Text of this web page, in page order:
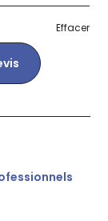
Effacer